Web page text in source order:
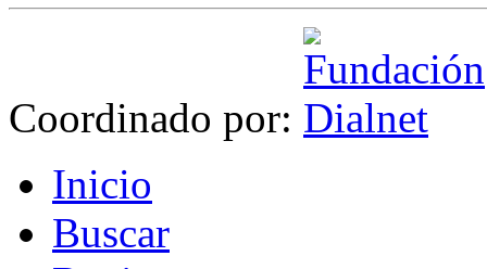
Coordinado por:
Inicio
Buscar